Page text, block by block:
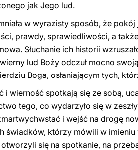
jak Jego lud.
w wyrazisty sposób, że
prawdy, sprawiedliwości, a
Słuchanie ich historii
lud Boży odczuł mocno
Boga, osłaniającym tych,
i wierność spotkają się ze sobą,
tego, co wydarzyło się w
i wejść na drogę
świadków, którzy mówili w
się na spotkanie, na